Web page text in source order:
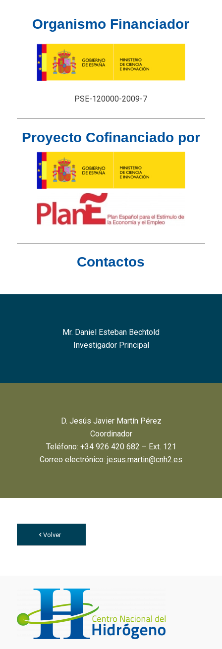
Organismo Financiador
PSE-120000-2009-7
Proyecto Cofinanciado por
Contactos
Mr. Daniel Esteban Bechtold
Investigador Principal
D. Jesús Javier Martín Pérez
Coordinador
Teléfono: +34 926 420 682 – Ext. 121
Correo electrónico: jesus.martin@cnh2.es
Volver